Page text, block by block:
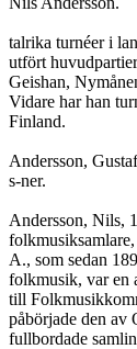
talrika turnéer i
utfört
Geishan,
Vidare har han
Finland.
Andersson,
s-ner.
Andersson, Nils,
A., som sedan
folkmusik, var en
till
påbörjade den av
fullbordade